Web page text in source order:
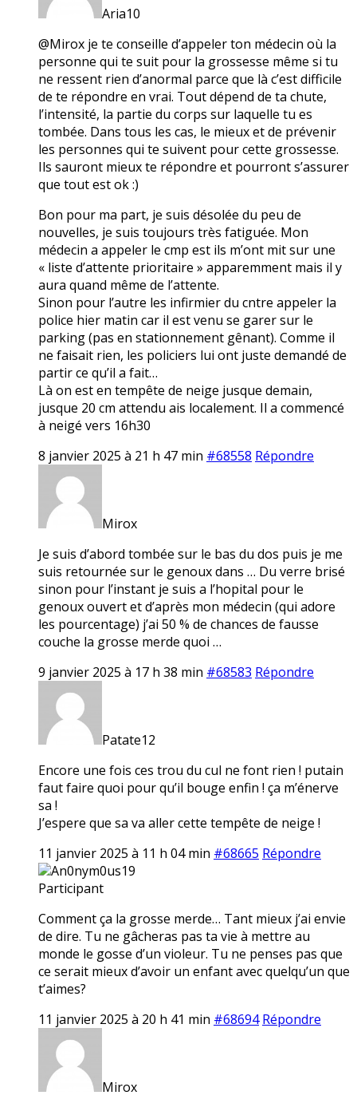
Aria10
@Mirox je te conseille d’appeler ton médecin où la
personne qui te suit pour la grossesse même si tu
ne ressent rien d’anormal parce que là c’est difficile
de te répondre en vrai. Tout dépend de ta chute,
l’intensité, la partie du corps sur laquelle tu es
tombée. Dans tous les cas, le mieux et de prévenir
les personnes qui te suivent pour cette grossesse.
Ils sauront mieux te répondre et pourront s’assurer
que tout est ok :)
Bon pour ma part, je suis désolée du peu de
nouvelles, je suis toujours très fatiguée. Mon
médecin a appeler le cmp est ils m’ont mit sur une
« liste d’attente prioritaire » apparemment mais il y
aura quand même de l’attente.
Sinon pour l’autre les infirmier du cntre appeler la
police hier matin car il est venu se garer sur le
parking (pas en stationnement gênant). Comme il
ne faisait rien, les policiers lui ont juste demandé de
partir ce qu’il a fait…
Là on est en tempête de neige jusque demain,
jusque 20 cm attendu ais localement. Il a commencé
à neigé vers 16h30
8 janvier 2025 à 21 h 47 min #68558 Répondre
Mirox
Je suis d’abord tombée sur le bas du dos puis je me
suis retournée sur le genoux dans … Du verre brisé
sinon pour l’instant je suis a l’hopital pour le
genoux ouvert et d’après mon médecin (qui adore
les pourcentage) j’ai 50 % de chances de fausse
couche la grosse merde quoi …
9 janvier 2025 à 17 h 38 min #68583 Répondre
Patate12
Encore une fois ces trou du cul ne font rien ! putain
faut faire quoi pour qu’il bouge enfin ! ça m’énerve
sa !
J’espere que sa va aller cette tempête de neige !
11 janvier 2025 à 11 h 04 min #68665 Répondre
An0nym0us19
Participant
Comment ça la grosse merde… Tant mieux j’ai envie
de dire. Tu ne gâcheras pas ta vie à mettre au
monde le gosse d’un violeur. Tu ne penses pas que
ce serait mieux d’avoir un enfant avec quelqu’un que
t’aimes?
11 janvier 2025 à 20 h 41 min #68694 Répondre
Mirox